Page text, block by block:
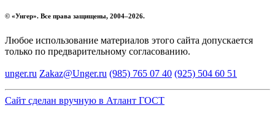
© «Унгер». Все права защищены, 2004–2026.
Любое использование материалов этого сайта допускается
только по предварительному согласованию.
unger.ru Zakaz@Unger.ru (985) 765 07 40 (925) 504 60 51
Сайт сделан вручную в Атлант ГОСТ